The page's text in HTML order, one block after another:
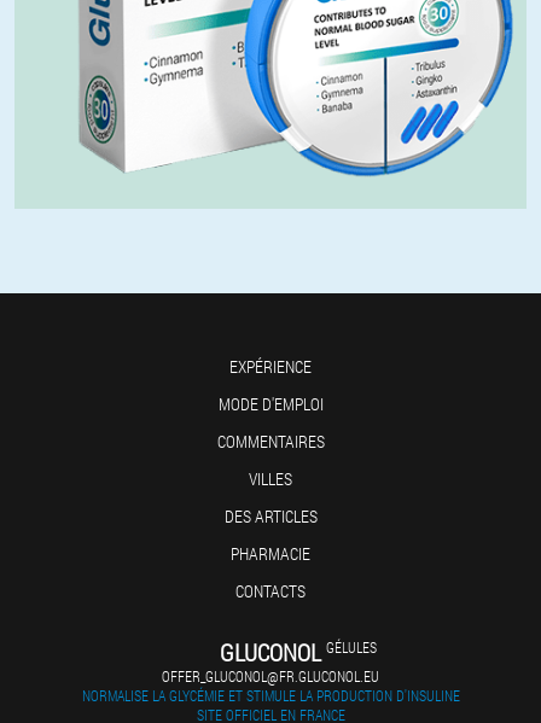
EXPÉRIENCE
MODE D'EMPLOI
COMMENTAIRES
VILLES
DES ARTICLES
PHARMACIE
CONTACTS
GLUCONOL GÉLULES
OFFER_GLUCONOL@FR.GLUCONOL.EU
NORMALISE LA GLYCÉMIE ET STIMULE LA PRODUCTION D'INSULINE
SITE OFFICIEL EN FRANCE